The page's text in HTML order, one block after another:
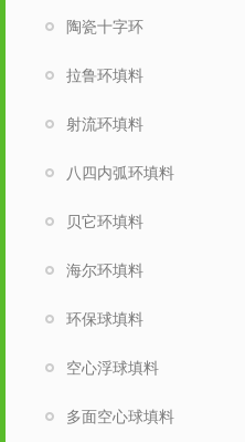
陶瓷十字环
拉鲁环填料
射流环填料
八四内弧环填料
贝它环填料
海尔环填料
环保球填料
空心浮球填料
多面空心球填料